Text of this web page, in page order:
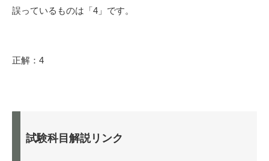
誤っているものは「4」です。
正解：4
試験科目解説リンク